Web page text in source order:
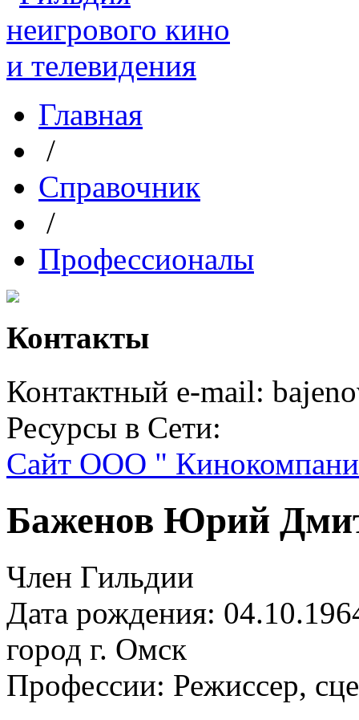
Главная
/
Справочник
/
Профессионалы
Контакты
Контактный e-mail:
Ресурсы в Сети:
Сайт ООО "
Баженов Юрий
Член Гильдии
Дата рождения:
город г. Омск
Профессии: Режиссер,